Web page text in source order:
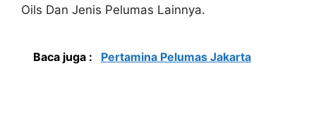
Oils Dan Jenis Pelumas Lainnya.
Baca juga : Pertamina Pelumas Jakarta